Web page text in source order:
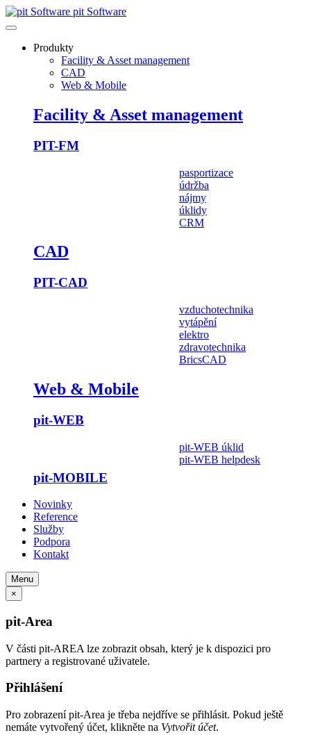
pit Software
Produkty
Facility & Asset management
CAD
Web & Mobile
Facility & Asset management
PIT-FM
pasportizace
údržba
nájmy
úklidy
CRM
CAD
PIT-CAD
vzduchotechnika
vytápění
elektro
zdravotechnika
BricsCAD
Web & Mobile
pit-WEB
pit-WEB úklid
pit-WEB helpdesk
pit-MOBILE
Novinky
Reference
Služby
Podpora
Kontakt
Menu
×
pit-Area
V části pit-AREA lze zobrazit obsah, který je k dispozici pro
partnery a registrované uživatele.
Přihlášení
Pro zobrazení pit-Area je třeba nejdříve se přihlásit. Pokud ještě
nemáte vytvořený účet, klikněte na Vytvořit účet.